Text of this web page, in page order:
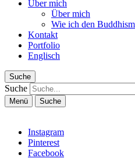
Über mich
Über mich
Wie ich den
Kontakt
Portfolio
Englisch
Suche
Suche
Menü Suche
Instagram
Pinterest
Facebook